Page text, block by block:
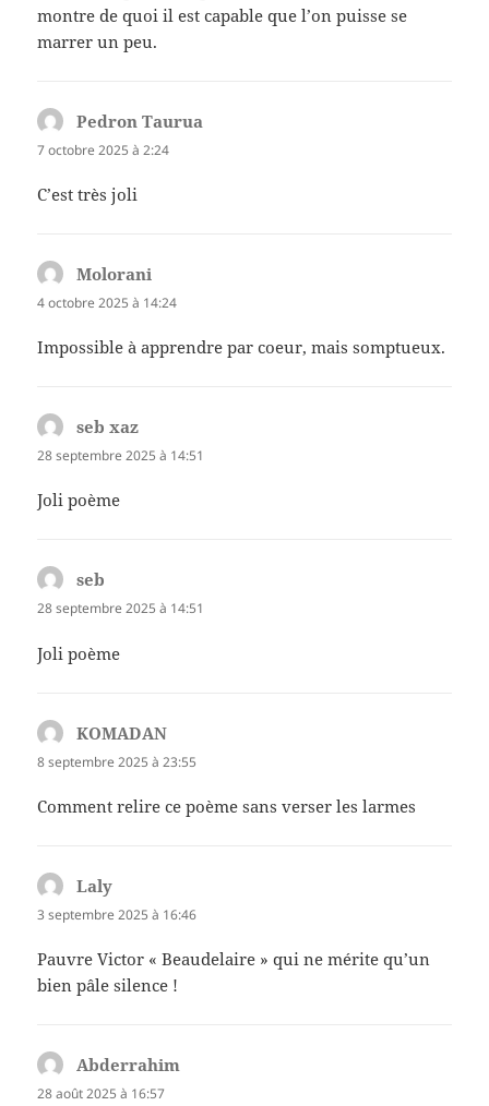
montre de quoi il est capable que l’on puisse se
marrer un peu.
Pedron Taurua
7 octobre 2025 à 2:24
C’est très joli
Molorani
4 octobre 2025 à 14:24
Impossible à apprendre par coeur, mais somptueux.
seb xaz
28 septembre 2025 à 14:51
Joli poème
seb
28 septembre 2025 à 14:51
Joli poème
KOMADAN
8 septembre 2025 à 23:55
Comment relire ce poème sans verser les larmes
Laly
3 septembre 2025 à 16:46
Pauvre Victor « Beaudelaire » qui ne mérite qu’un
bien pâle silence !
Abderrahim
28 août 2025 à 16:57